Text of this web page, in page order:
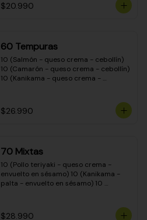
$20.990
60 Tempuras
10 (Salmón - queso crema - cebollín)
10 (Camarón - queso crema - cebollín)
10 (Kanikama - queso crema -
crema - cebollín) 10 (Carne - queso
crema - cebollín)
$26.990
70 Mixtas
10 (Pollo teriyaki - queso crema -
envuelto en sésamo) 10 (Kanikama -
palta - envuelto en sésamo) 10
- envuelto en queso crema) 10
$28.990